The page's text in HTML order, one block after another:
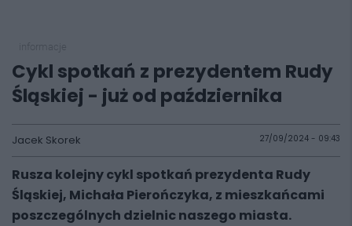
Cykl spotkań z prezydentem Rudy
Śląskiej - już od października
Jacek Skorek 27/09/2024 - 09:43
Rusza kolejny cykl spotkań prezydenta Rudy
Śląskiej, Michała Pierończyka, z mieszkańcami
poszczególnych dzielnic naszego miasta.